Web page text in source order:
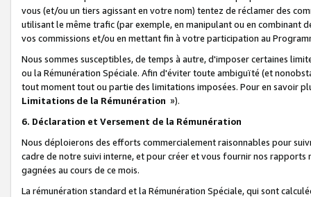
vous (et/ou un tiers agissant en votre nom) tentez de réclamer des
utilisant le même trafic (par exemple, en manipulant ou en combinant
vos commissions et/ou en mettant fin à votre participation au
Nous sommes susceptibles, de temps à autre, d'imposer certaines
ou la Rémunération Spéciale. Afin d'éviter toute ambiguïté (et
tout moment tout ou partie des limitations imposées. Pour en savoir
Limitations de la Rémunération »).
6. Déclaration et Versement de la Rémunération
Nous déploierons des efforts commercialement raisonnables pour
cadre de notre suivi interne, et pour créer et vous fournir nos
gagnées au cours de ce mois.
La rémunération standard et la Rémunération Spéciale, qui sont